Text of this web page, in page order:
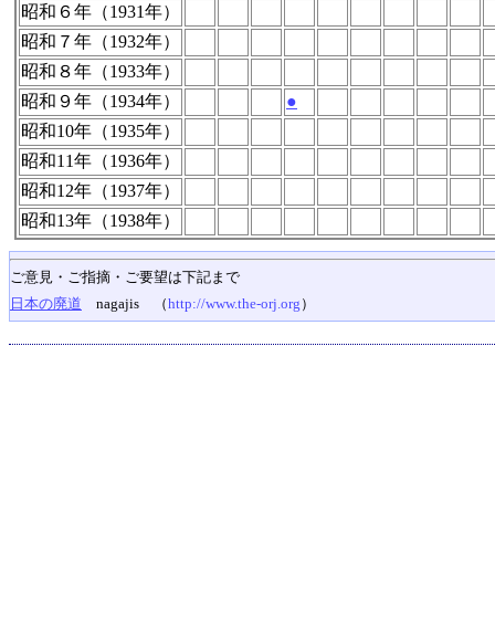
昭和６年（1931年）
昭和７年（1932年）
昭和８年（1933年）
昭和９年（1934年）
●
昭和10年（1935年）
昭和11年（1936年）
昭和12年（1937年）
昭和13年（1938年）
ご意見・ご指摘・ご要望は下記まで
日本の廃道 nagajis （http://www.the-orj.org ）